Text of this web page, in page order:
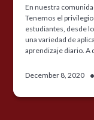
En nuestra
Tenemos el
estudiantes, desde
una variedad de
aprendizaje diario.
December 8, 2020 •